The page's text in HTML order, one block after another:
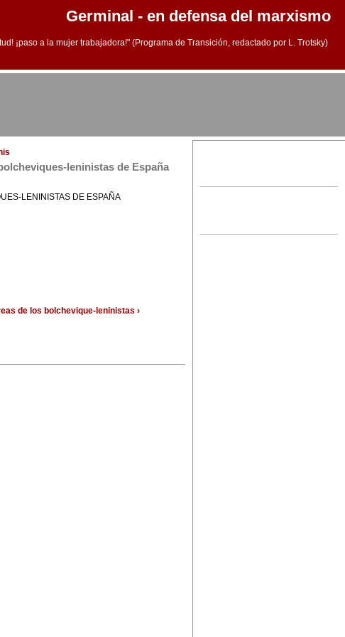
Germinal - en defensa del marxismo
¡paso a la mujer trabajadora!" (Programa de Transición, redactado por L. Trotsky)
leninistas de España
LENINISTAS DE ESPAÑA
de los bolchevique-leninistas ›